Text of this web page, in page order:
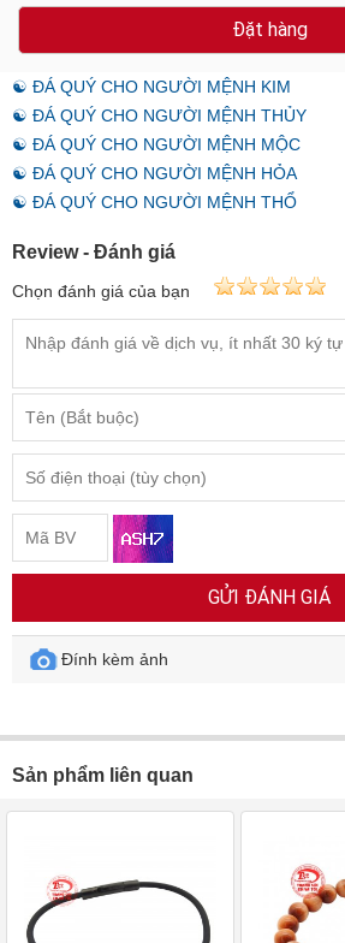
Đặt hàng
☯ ĐÁ QUÝ CHO NGƯỜI MỆNH KIM
☯ ĐÁ QUÝ CHO NGƯỜI MỆNH THỦY
☯ ĐÁ QUÝ CHO NGƯỜI MỆNH MỘC
☯ ĐÁ QUÝ CHO NGƯỜI MỆNH HỎA
☯ ĐÁ QUÝ CHO NGƯỜI MỆNH THỔ
Review - Đánh giá
Chọn đánh giá của bạn
GỬI ĐÁNH GIÁ
Đính kèm ảnh
Sản phẩm liên quan